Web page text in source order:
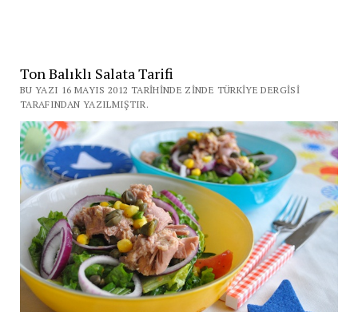
Ton Balıklı Salata Tarifi
BU YAZI 16 MAYIS 2012 TARIHINDE ZINDE TÜRKIYE DERGISI
TARAFINDAN YAZILMIŞTIR.